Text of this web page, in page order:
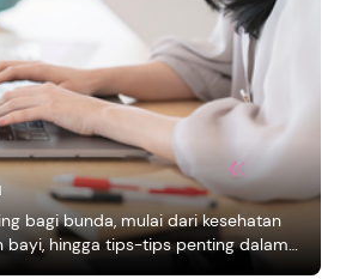
bagi bunda, mulai dari kesehatan
bayi, hingga tips-tips penting dalam